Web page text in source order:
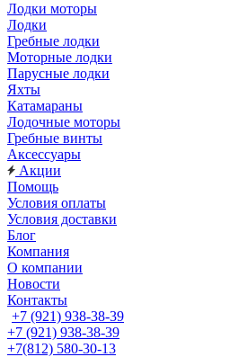
Лодки моторы
Лодки
Гребные лодки
Моторные лодки
Парусные лодки
Яхты
Катамараны
Лодочные моторы
Гребные винты
Аксессуары
Акции
Помощь
Условия оплаты
Условия доставки
Блог
Компания
О компании
Новости
Контакты
+7 (921) 938-38-39
+7 (921) 938-38-39
+7(812) 580-30-13